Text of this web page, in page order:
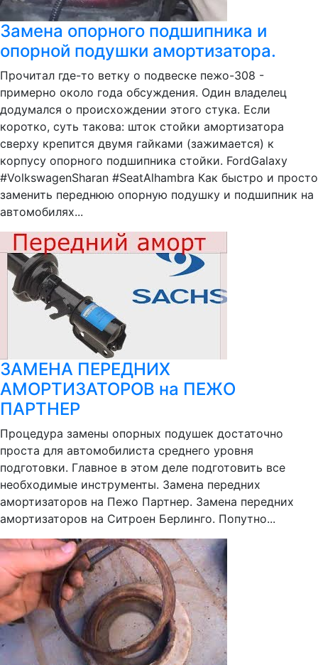
Замена опорного подшипника и
опорной подушки амортизатора.
Прочитал где-то ветку о подвеске пежо-308 -
примерно около года обсуждения. Один владелец
додумался о происхождении этого стука. Если
коротко, суть такова: шток стойки амортизатора
сверху крепится двумя гайками (зажимается) к
корпусу опорного подшипника стойки. FordGalaxy
#VolkswagenSharan #SeatAlhambra Как быстро и просто
заменить переднюю опорную подушку и подшипник на
автомобилях...
ЗАМЕНА ПЕРЕДНИХ
АМОРТИЗАТОРОВ на ПЕЖО
ПАРТНЕР
Процедура замены опорных подушек достаточно
проста для автомобилиста среднего уровня
подготовки. Главное в этом деле подготовить все
необходимые инструменты. Замена передних
амортизаторов на Пежо Партнер. Замена передних
амортизаторов на Ситроен Берлинго. Попутно...